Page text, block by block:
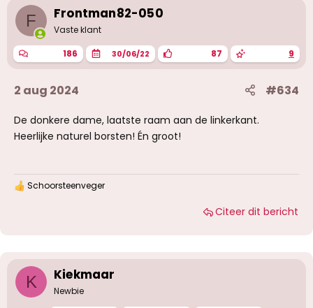
F Frontman82-050
Vaste klant
186 30/06/22 87 9
2 aug 2024 #634
De donkere dame, laatste raam aan de linkerkant.
Heerlijke naturel borsten! Én groot!
W
n
g
Schoorsteenveger
Citeer dit bericht
K Kiekmaar
Newbie